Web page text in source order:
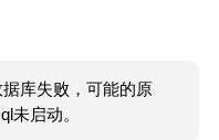
库失败，可能的原
未启动。